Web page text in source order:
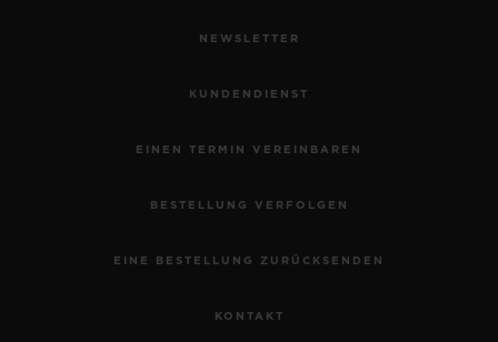
NEWSLETTER
KUNDENDIENST
EINEN TERMIN VEREINBAREN
BESTELLUNG VERFOLGEN
EINE BESTELLUNG ZURÜCKSENDEN
KONTAKT